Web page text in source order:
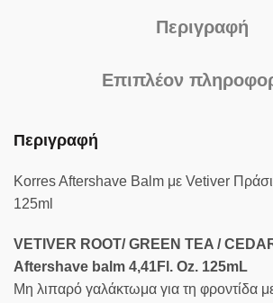
Περιγραφή
Επιπλέον
Περιγραφή
Korres Aftershave Balm με Vetiver
125ml
VETIVER ROOT/ GREEN TEA /
Aftershave balm 4,41Fl. Oz. 125mL
Μη λιπαρό γαλάκτωμα για τη φροντίδα